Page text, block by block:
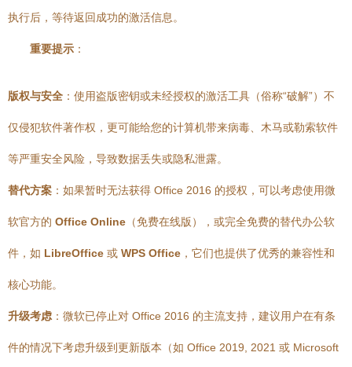
执行后，等待返回成功的激活信息。
重要提示 ：
版权与安全 ：使用盗版密钥或未经授权的激活工具（俗称“破解”）不
仅侵犯软件著作权，更可能给您的计算机带来病毒、木马或勒索软件
等严重安全风险，导致数据丢失或隐私泄露。
替代方案 ：如果暂时无法获得 Office 2016 的授权，可以考虑使用微
软官方的 Office Online （免费在线版），或完全免费的替代办公软
件，如 LibreOffice 或 WPS Office ，它们也提供了优秀的兼容性和
核心功能。
升级考虑 ：微软已停止对 Office 2016 的主流支持，建议用户在有条
件的情况下考虑升级到更新版本（如 Office 2019, 2021 或 Microsoft